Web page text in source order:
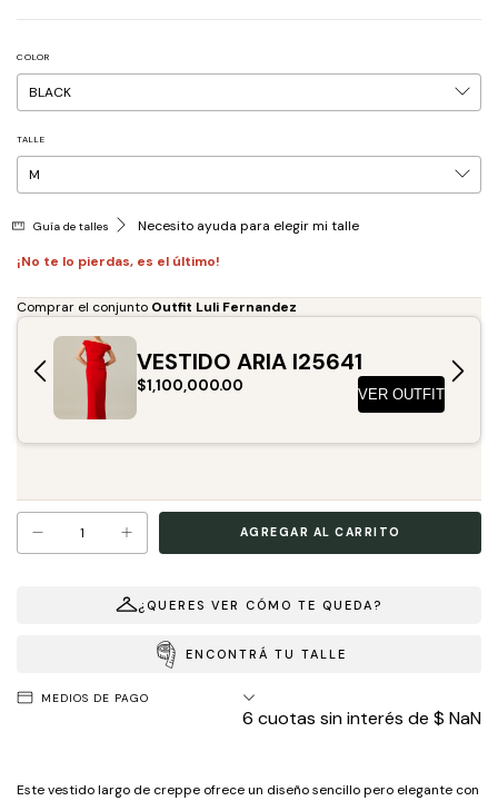
COLOR
TALLE
Guía de talles Necesito ayuda para elegir mi talle
¿QUERES VER CÓMO TE QUEDA?
ENCONTRÁ TU TALLE
¡No te lo pierdas, es el último!
MEDIOS DE PAGO
6 cuotas sin interés de $ NaN
Este vestido largo de creppe ofrece un diseño sencillo pero elegante con